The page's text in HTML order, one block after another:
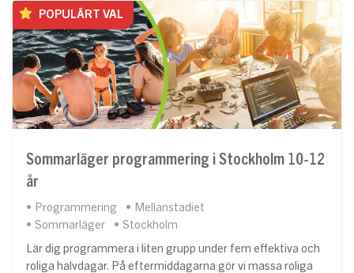
POPULÄRT VAL
Sommarläger programmering i Stockholm 10-12
år
Programmering
Mellanstadiet
Sommarläger
Stockholm
Lär dig programmera i liten grupp under fem effektiva och
roliga halvdagar. På eftermiddagarna gör vi massa roliga